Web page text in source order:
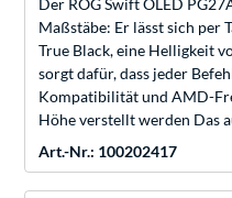
Der ROG Swift OLED
Maßstäbe: Er lässt sich per
True Black, eine Helligkeit
sorgt dafür, dass jeder
Kompatibilität und AMD-
Höhe verstellt werden Das
Art.-Nr.: 100202417